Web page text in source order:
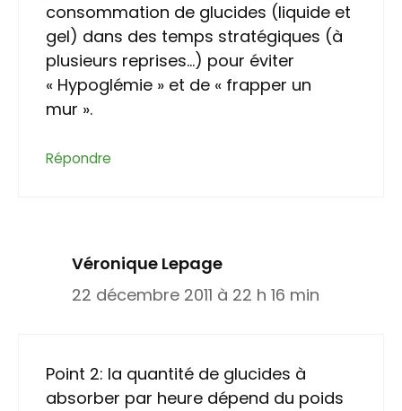
consommation de glucides (liquide et
gel) dans des temps stratégiques (à
plusieurs reprises…) pour éviter
« Hypoglémie » et de « frapper un
mur ».
Répondre
Véronique Lepage
22 décembre 2011 à 22 h 16 min
Point 2: la quantité de glucides à
absorber par heure dépend du poids